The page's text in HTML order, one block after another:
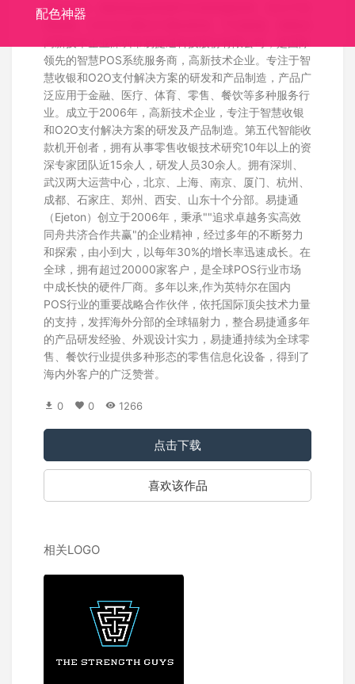
配色神器
标志介绍：国际领先的智慧POS系统服务商，专注于智
慧收银、O2O支付解决方案的研发、产品制造、销售的
领先的智慧POS系统服务商，高新技术企业。专注于智
慧收银和O2O支付解决方案的研发和产品制造，产品广
泛应用于金融、医疗、体育、零售、餐饮等多种服务行
业。成立于2006年，高新技术企业，专注于智慧收银
和O2O支付解决方案的研发及产品制造。第五代智能收
款机开创者，拥有从事零售收银技术研究10年以上的资
深专家团队近15余人，研发人员30余人。拥有深圳、
武汉两大运营中心，北京、上海、南京、厦门、杭州、
成都、石家庄、郑州、西安、山东十个分部。易捷通
（Ejeton）创立于2006年，秉承""追求卓越务实高效
同舟共济合作共赢"的企业精神，经过多年的不断努力
和探索，由小到大，以每年30%的增长率迅速成长。在
全球，拥有超过20000家客户，是全球POS行业市场
中成长快的硬件厂商。多年以来,作为英特尔在国内
POS行业的重要战略合作伙伴，依托国际顶尖技术力量
的支持，发挥海外分部的全球辐射力，整合易捷通多年
的产品研发经验、外观设计实力，易捷通持续为全球零
售、餐饮行业提供多种形态的零售信息化设备，得到了
海内外客户的广泛赞誉。
0 0 1266
点击下载
喜欢该作品
相关LOGO